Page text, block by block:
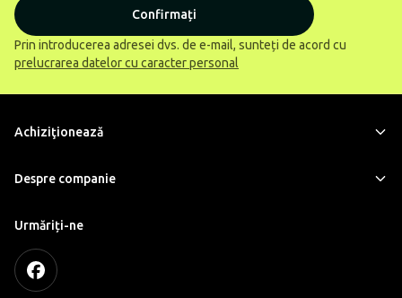
Confirmați
Prin introducerea adresei dvs. de e-mail, sunteți de acord cu
prelucrarea datelor cu caracter personal
Achiziţionează
Despre companie
Urmăriți-ne